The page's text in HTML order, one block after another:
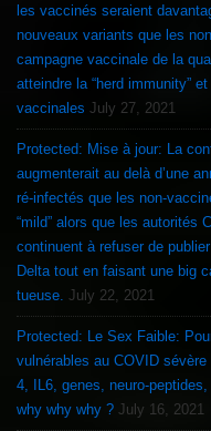
les vaccinés seraient
nouveaux variants que les
campagne vaccinale de la
atteindre la “herd immunity”
vaccinales July 27, 2021
Protected: Mise à jour: La
augmenterait au delà d’une
ré-infectés que les non-
“mild” alors que les autorités
continuent à refuser de
Delta tout en faisant une big
tueuse. July 22, 2021
Protected: Le Sex Faible:
vulnérables au COVID
4, IL6, genes, neuro-
why why why ? July 16, 2021